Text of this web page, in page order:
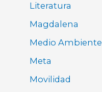
Literatura
Magdalena
Medio Ambiente
Meta
Movilidad